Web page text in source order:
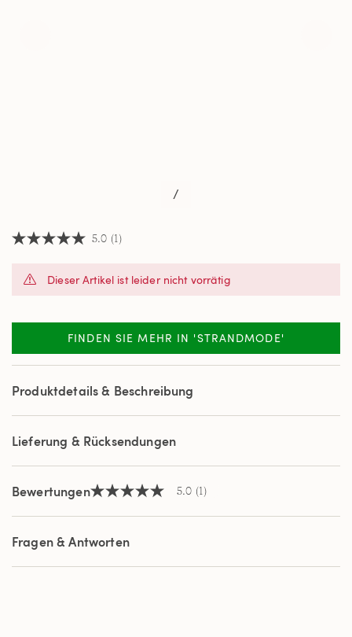
/
5.0
Sternen,
Bewertung.
Review.
Link
derselben
5.0 (1)
Dieser Artikel ist leider nicht vorrätig
FINDEN SIE MEHR IN 'STRANDMODE'
Produktdetails & Beschreibung
Lieferung & Rücksendungen
Bewertungen5.0
5
Sternen,
Durchschnittswert
Bewertung.
5.0 (1)
Fragen & Antworten